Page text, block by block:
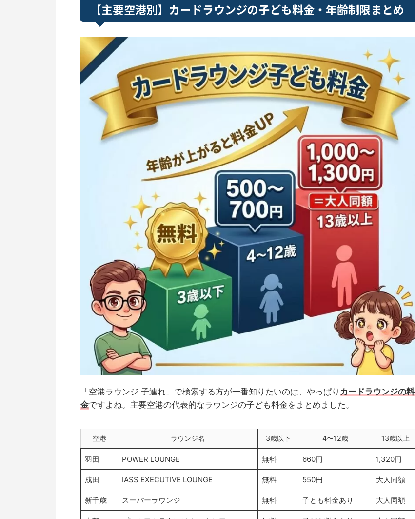
【主要空港別】カードラウンジの子ども料金・年齢制限まとめ
「空港ラウンジ 子連れ」で検索する方が一番知りたいのは、やっぱり カードラウンジの料
金ですよね。主要空港の代表的なラウンジの子ども料金をまとめました。
空港 ラウンジ名 3歳以下 4〜12歳 13歳以上
羽田 POWER LOUNGE 無料 660円 1,320円
成田 IASS EXECUTIVE LOUNGE 無料 550円 大人同額
新千歳 スーパーラウンジ 無料 子ども料金あり 大人同額